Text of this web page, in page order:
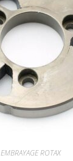
EMBRAYAGE ROTAX